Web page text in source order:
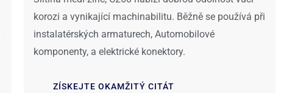
korozi a vynikající machinabilitu. Běžně se používá při
instalatérských armaturech, Automobilové
komponenty, a elektrické konektory.
ZÍSKEJTE OKAMŽITÝ CITÁT